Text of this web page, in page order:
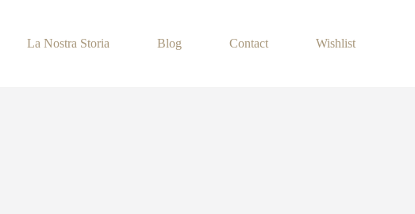
La Nostra Storia Blog Contact Wishlist